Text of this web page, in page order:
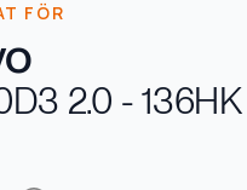
FÖR
D3 2.0 - 136HK